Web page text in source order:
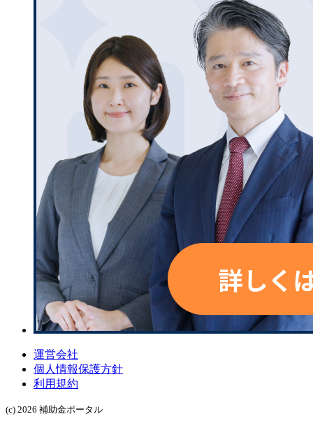
運営会社
個人情報保護方針
利用規約
(c) 2026 補助金ポータル